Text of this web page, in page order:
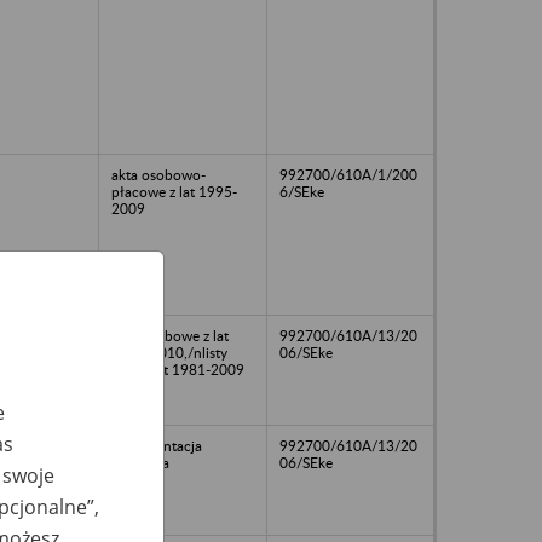
akta osobowo-
płacowe z lat 1995-
2009
992700/610A/1/200
6/SEke
akta osobowe z lat
1950-2010,/nlisty
płac z lat 1981-2009
992700/610A/13/20
06/SEke
dokumentacja
ksiegowa
992700/610A/13/20
06/SEke